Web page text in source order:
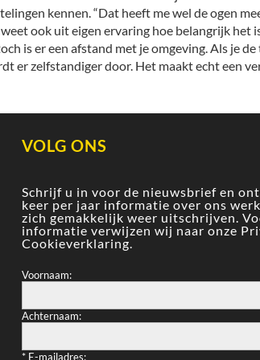
kennen. “Dat heeft me wel de ogen
ook uit eigen ervaring hoe belangrijk het
is er een afstand met je omgeving. Als je
er zelfstandiger door. Het maakt echt een
VOLG ONS
Schrijf u in voor de nieuwsbrief en
keer per jaar informatie over ons
zich gemakkelijk weer uitschrijven.
informatie verwijzen wij naar onze
Cookieverklaring
Voornaam:
Achternaam:
*E-mailadres: